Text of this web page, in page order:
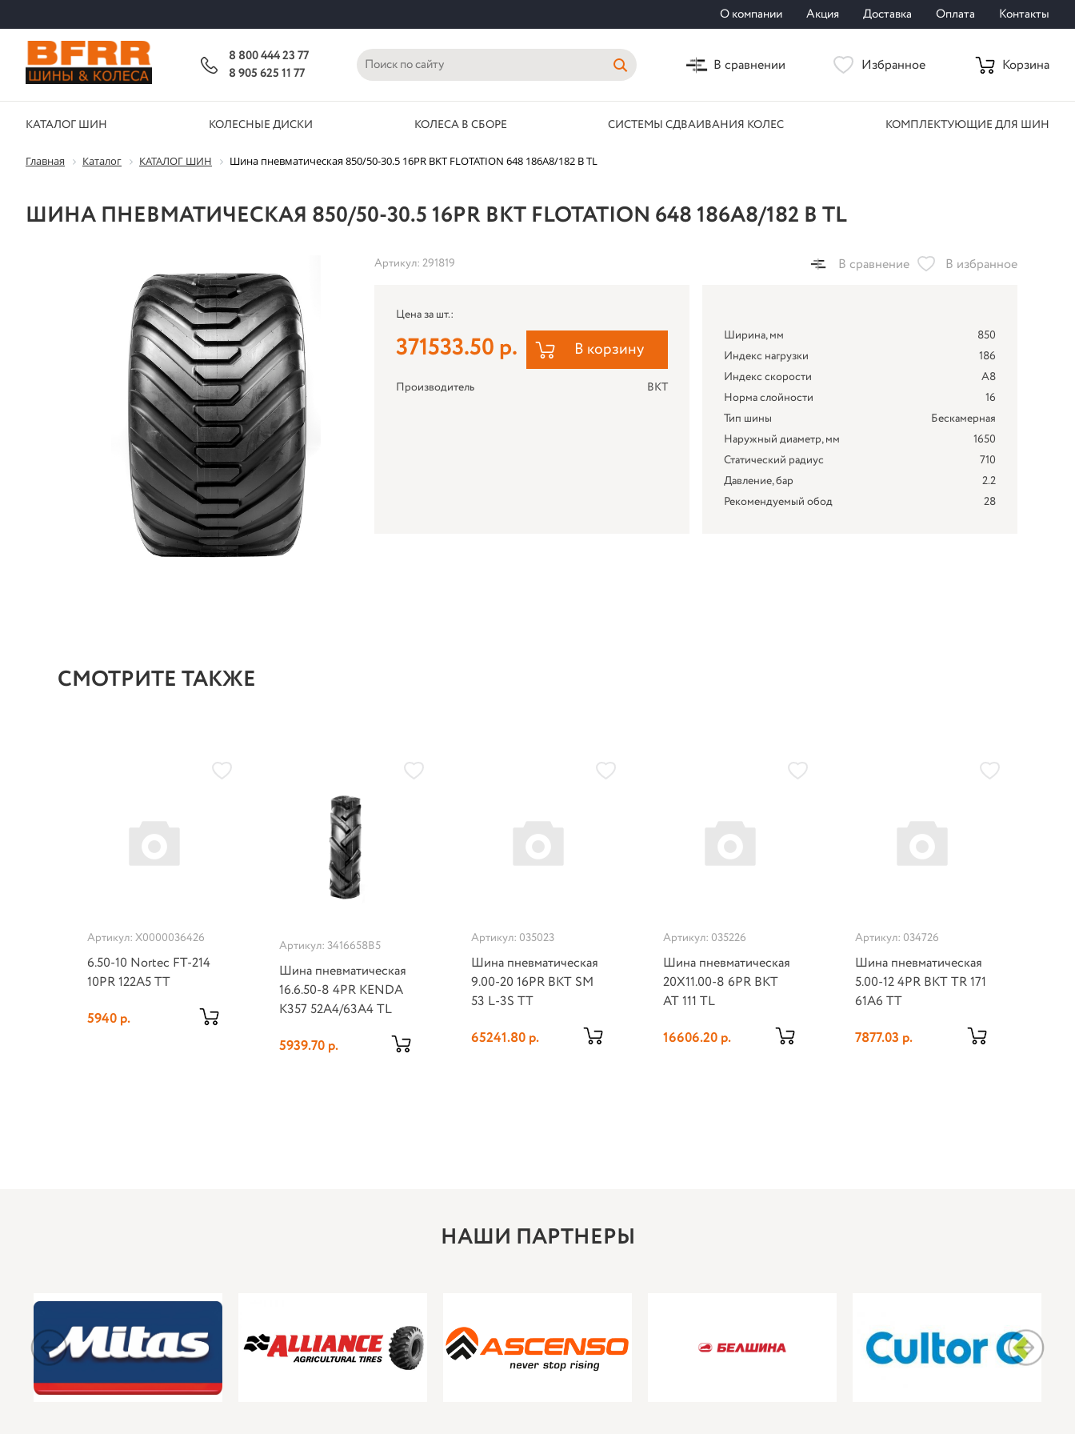
О компании Акция Доставка Оплата Контакты
8 800 444 23 77
8 905 625 11 77
В сравнении Избранное Корзина
КАТАЛОГ ШИН КОЛЕСНЫЕ ДИСКИ КОЛЕСА В СБОРЕ СИСТЕМЫ СДВАИВАНИЯ КОЛЕС КОМПЛЕКТУЮЩИЕ ДЛЯ ШИН
Главная Каталог КАТАЛОГ ШИН Шина пневматическая 850/50-30.5 16PR BKT FLOTATION 648 186A8/182 B TL
ШИНА ПНЕВМАТИЧЕСКАЯ 850/50-30.5 16PR BKT FLOTATION 648 186A8/182 B TL
Артикул: 291819 В сравнение В избранное
Цена за шт.:
371533.50 р. В корзину
Производитель BKT
Ширина, мм
850
Индекс нагрузки
186
Индекс скорости
A8
Норма слойности
16
Тип шины
Бескамерная
Наружный диаметр, мм
1650
Статический радиус
710
Давление, бар
2.2
Рекомендуемый обод
28
СМОТРИТЕ ТАКЖЕ
Артикул: Х0000036426
6.50-10 Nortec FT-214
10PR 122A5 TT
5940 р.
Артикул: 3416658B5
Шина пневматическая
16.6.50-8 4PR KENDA
K357 52A4/63A4 TL
5939.70 р.
Артикул: 035023
Шина пневматическая
9.00-20 16PR BKT SM
53 L-3S TT
65241.80 р.
Артикул: 035226
Шина пневматическая
20X11.00-8 6PR BKT
AT 111 TL
16606.20 р.
Артикул: 034726
Шина пневматическая
5.00-12 4PR BKT TR 171
61A6 TT
7877.03 р.
НАШИ ПАРТНЕРЫ